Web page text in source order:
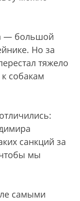
— большой
Но за
тяжело
собакам
санкций за
мы
самыми